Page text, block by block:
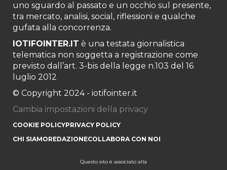
uno sguardo al passato e un occhio sul presente,
tra mercato, analisi, social, riflessioni e qualche
gufata alla concorrenza.
IOTIFOINTER.IT è una testata giornalistica
telematica non soggetta a registrazione come
previsto dall’art. 3-bis della legge n.103 del 16
luglio 2012
© Copyright 2024 - iotifointer.it
Cambia impostazioni della privacy
COOKIE POLICYPRIVACY POLICY
CHI SIAMOREDAZIONECOLLABORA CON NOI
Questo sito è associato alla